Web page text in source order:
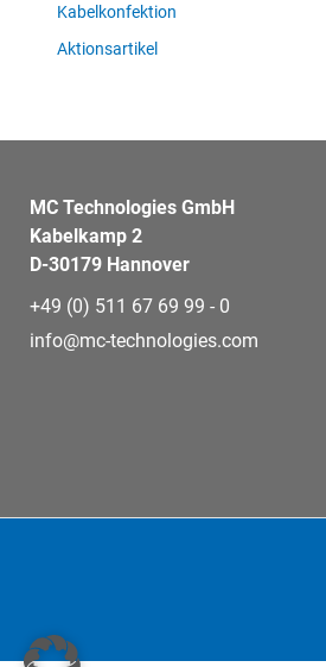
Kabelkonfektion
Aktionsartikel
MC Technologies GmbH
Kabelkamp 2
D-30179 Hannover
+49 (0) 511 67 69 99 - 0
info@mc-technologies.com